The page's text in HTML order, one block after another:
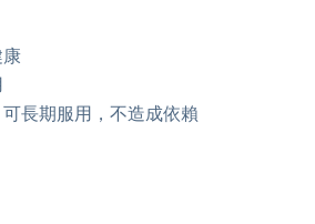
長期服用，不造成依賴